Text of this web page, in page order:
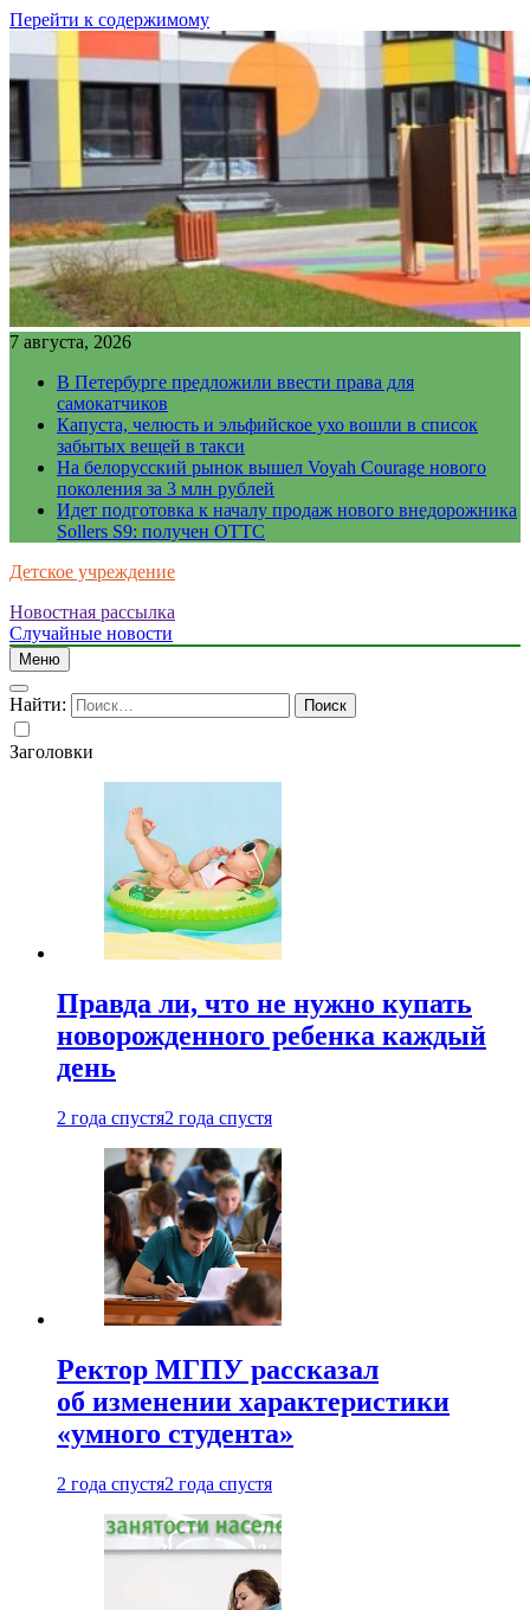
Перейти к содержимому
7 августа, 2026
В Петербурге предложили ввести права для
самокатчиков
Капуста, челюсть и эльфийское ухо вошли в список
забытых вещей в такси
На белорусский рынок вышел Voyah Courage нового
поколения за 3 млн рублей
Идет подготовка к началу продаж нового внедорожника
Sollers S9: получен ОТТС
Детское учреждение
Новостная рассылка
Случайные новости
Меню
Найти:
Заголовки
Правда ли, что не нужно купать
новорожденного ребенка каждый
день
2 года спустя2 года спустя
Ректор МГПУ рассказал
об изменении характеристики
«умного студента»
2 года спустя2 года спустя